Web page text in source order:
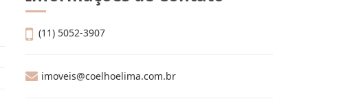
(11) 5052-3907
imoveis@coelhoelima.com.br